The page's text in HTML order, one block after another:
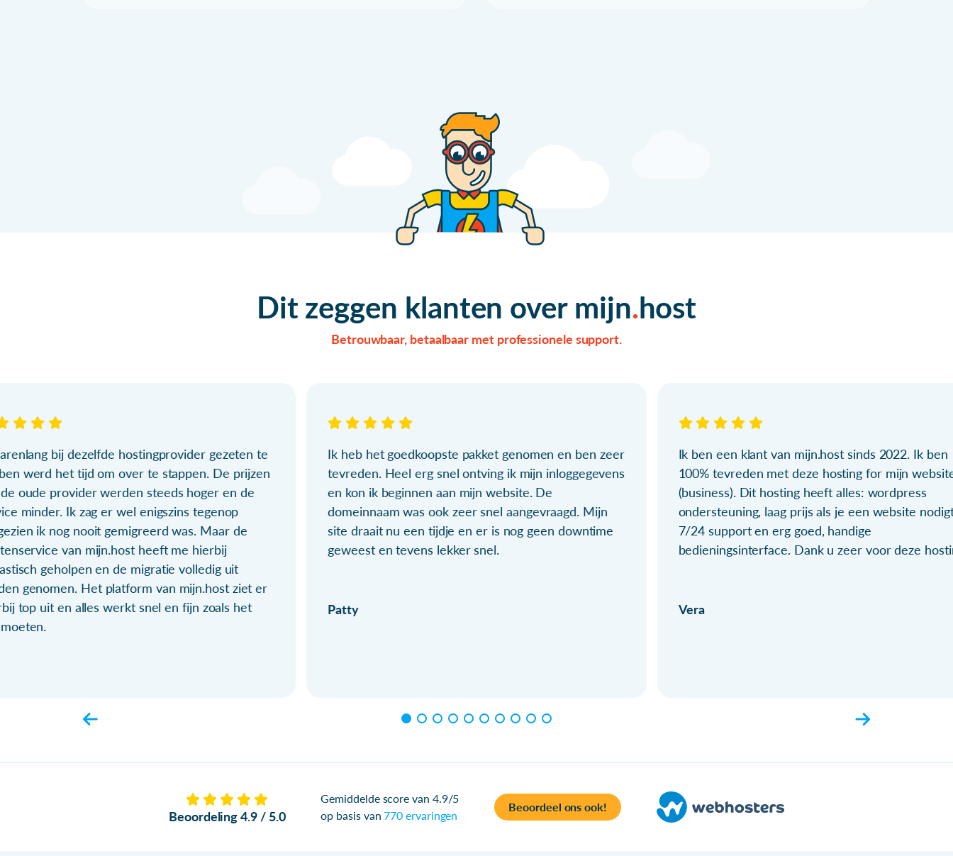
Dit zeggen klanten over mijn host
Betrouwbaar, betaalbaar met professionele support.
bij dezelfde hostingprovider gezeten te
werd het tijd om over te stappen. De prijzen
oude provider werden steeds hoger en de
minder. Ik zag er wel enigszins tegenop
ik nog nooit gemigreerd was. Maar de
van mijn.host heeft me hierbij
geholpen en de migratie volledig uit
genomen. Het platform van mijn.host ziet er
top uit en alles werkt snel en fijn zoals het
Ik heb het goedkoopste pakket genomen en ben zeer
tevreden. Heel erg snel ontving ik mijn inloggegevens
en kon ik beginnen aan mijn website. De
domeinnaam was ook zeer snel aangevraagd. Mijn
site draait nu een tijdje en er is nog geen downtime
geweest en tevens lekker snel.
Patty
Ik ben een klant van mijn.host sinds 2022. Ik ben
100% tevreden met deze hosting for mijn
(business). Dit hosting heeft alles: wordpress
ondersteuning, laag prijs als je een website
7/24 support en erg goed, handige
bedieningsinterface. Dank u zeer voor deze
Vera
Beoordeling 4.9 / 5.0
Gemiddelde score van 4.9/5
op basis van770 ervaringen
Beoordeel ons ook!